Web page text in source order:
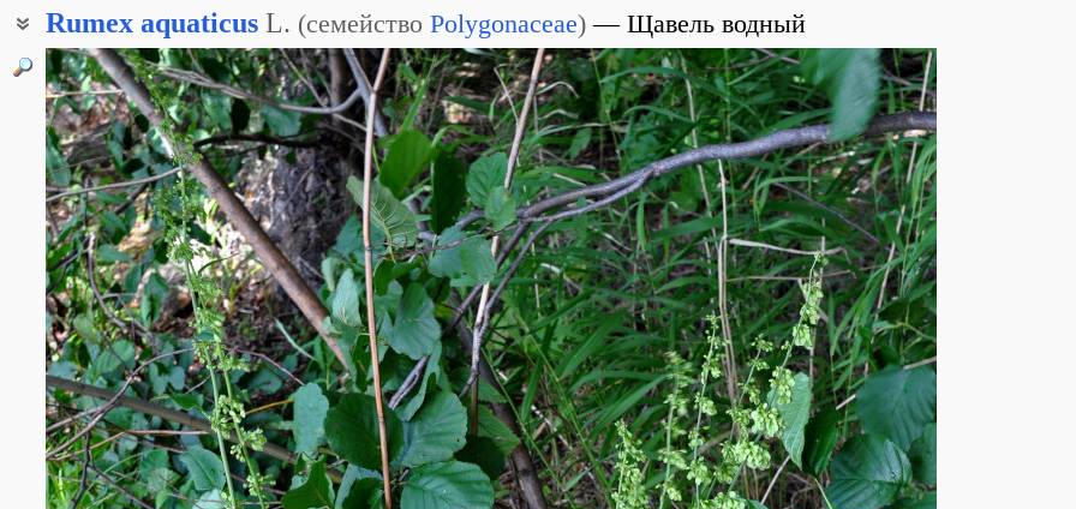
Rumex aquaticus L. (семейство Polygonaceae) Щавель водный
Щавель водяной
Щавельник водный